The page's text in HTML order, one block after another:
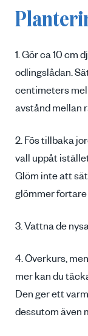
1. Gör ca 10 cm
odlingslådan.
centimeters
avstånd mellan
2. Fös tillbaka
vall uppåt
Glöm inte att
glömmer fortare
3. Vattna de
4. Överkurs,
mer kan du
Den ger ett
dessutom även